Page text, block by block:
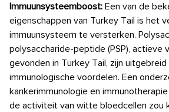
Immuunsysteemboost: Een van de
eigenschappen van Turkey Tail is het
immuunsysteem te versterken.
polysaccharide-peptide (PSP), actieve
gevonden in Turkey Tail, zijn
immunologische voordelen. Een
kankerimmunologie en
de activiteit van witte bloedcellen zou